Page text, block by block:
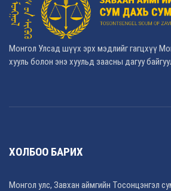
Монгол Улсад шүүх эрх мэдлийг гагцхүү
хууль болон энэ хуульд заасны дагуу
ХОЛБОО БАРИХ
Монгол улс, Завхан аймгийн Тосонцэнгэл